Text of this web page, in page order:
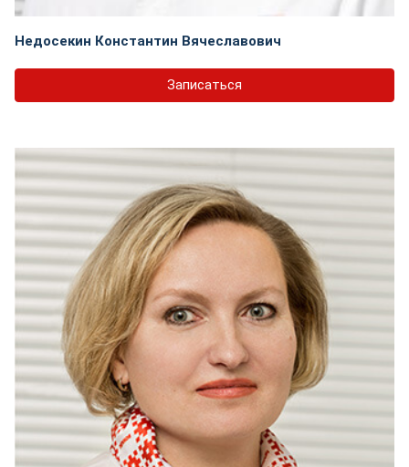
Недосекин Константин Вячеславович
Записаться